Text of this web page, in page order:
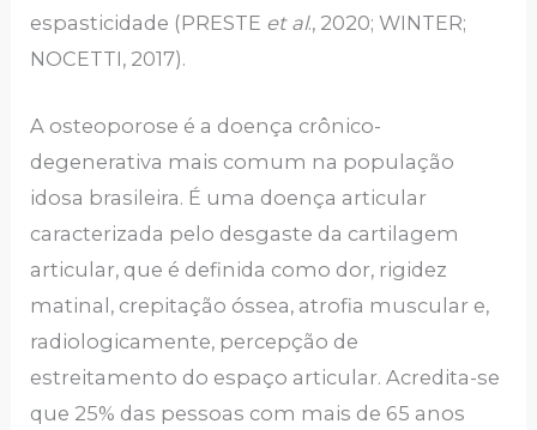
espasticidade (PRESTE et al., 2020; WINTER;
NOCETTI, 2017).
A osteoporose é a doença crônico-
degenerativa mais comum na população
idosa brasileira. É uma doença articular
caracterizada pelo desgaste da cartilagem
articular, que é definida como dor, rigidez
matinal, crepitação óssea, atrofia muscular e,
radiologicamente, percepção de
estreitamento do espaço articular. Acredita-se
que 25% das pessoas com mais de 65 anos